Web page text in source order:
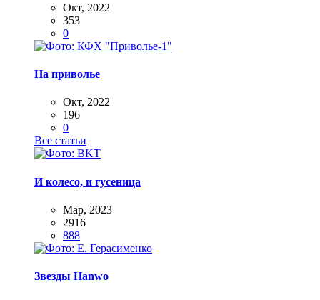
Окт, 2022
353
0
На приволье
Окт, 2022
196
0
Все статьи
И колесо, и гусеница
Мар, 2023
2916
888
Звезды Hanwo